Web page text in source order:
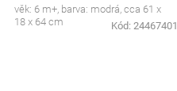
věk: 6 m+, barva: modrá, cca 61 x
18 x 64 cm
Kód: 24467401